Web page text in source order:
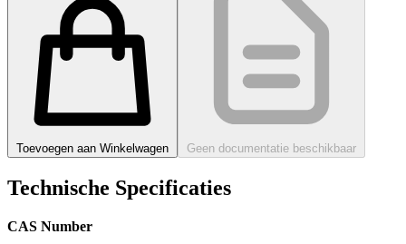
Toevoegen aan Winkelwagen Geen documentatie beschikbaar
Technische Specificaties
CAS Number